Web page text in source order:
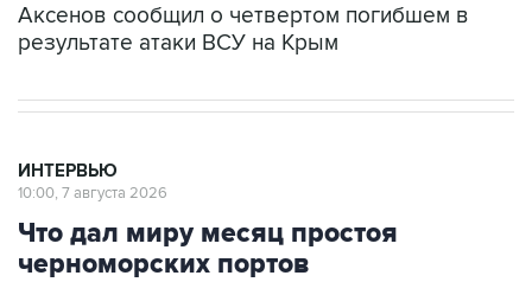
Аксенов сообщил о четвертом погибшем в
результате атаки ВСУ на Крым
ИНТЕРВЬЮ
10:00, 7 августа 2026
Что дал миру месяц простоя
черноморских портов